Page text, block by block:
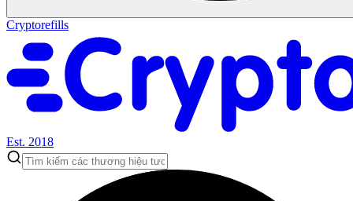
Cryptorefills
Est. 2018